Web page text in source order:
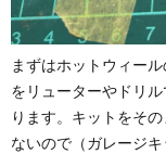
まずはホットウィー
をリューターやドリ
ります。キットをそ
ないので（ガレージ